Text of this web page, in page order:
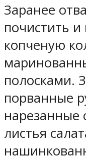
Заранее
почистить и
копченую
полосками.
порванные
листья